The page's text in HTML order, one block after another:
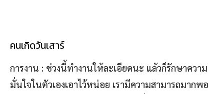
คนเกิดวันเสาร์
การงาน : ช่วงนี้ทำงานให้ละเอียดนะ แล้วก็รักษาความ
มั่นใจในตัวเองเอาไว้หน่อย เรามีความสามารถมากพอ